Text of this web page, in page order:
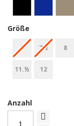
Größe
7 7½ 8
11.½ 12
Anzahl